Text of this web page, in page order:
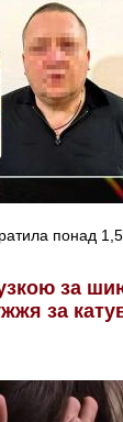
понад
за
за